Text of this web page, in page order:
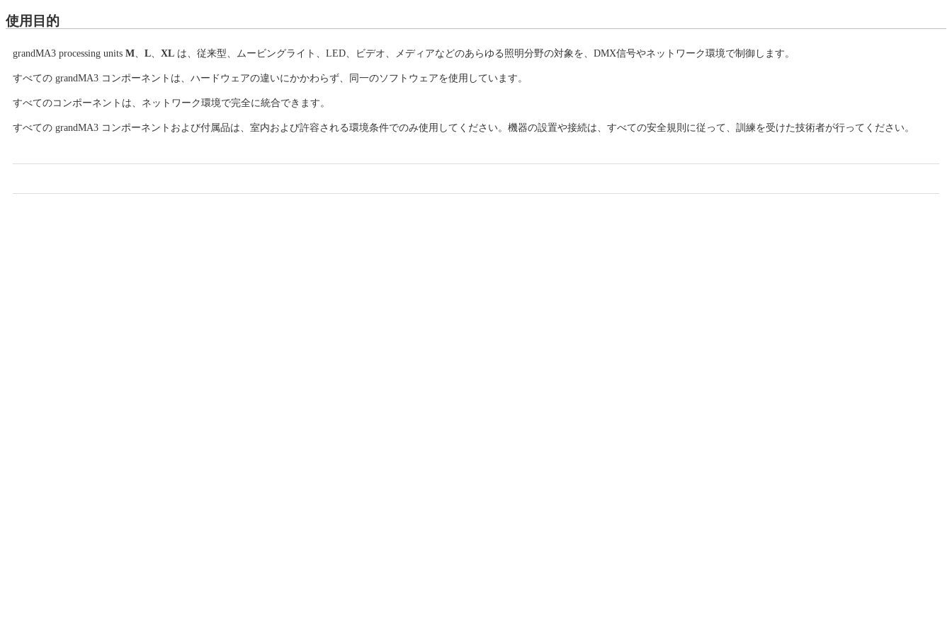
使用目的
grandMA3 processing units M、 L、 XL は、従来型、ムービングライト、LED、ビデオ、メディアなどのあらゆる照明分野の対象を、DMX信号やネットワーク環境で制御します。
すべての grandMA3 コンポーネントは、ハードウェアの違いにかかわらず、同一のソフトウェアを使用しています。
すべてのコンポーネントは、ネットワーク環境で完全に統合できます。
すべての grandMA3 コンポーネントおよび付属品は、室内および許容される環境条件でのみ使用してください。機器の設置や接続は、すべての安全規則に従って、訓練を受けた技術者が行ってください。